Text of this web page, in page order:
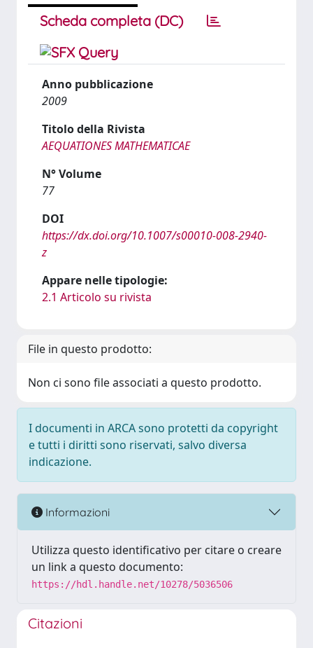
Scheda completa (DC)
Anno pubblicazione
2009
Titolo della Rivista
AEQUATIONES MATHEMATICAE
N° Volume
77
DOI
https://dx.doi.org/10.1007/s00010-008-2940-
z
Appare nelle tipologie:
2.1 Articolo su rivista
File in questo prodotto:
Non ci sono file associati a questo prodotto.
I documenti in ARCA sono protetti da copyright
e tutti i diritti sono riservati, salvo diversa
indicazione.
Informazioni
Utilizza questo identificativo per citare o creare
un link a questo documento:
https://hdl.handle.net/10278/5036506
Citazioni